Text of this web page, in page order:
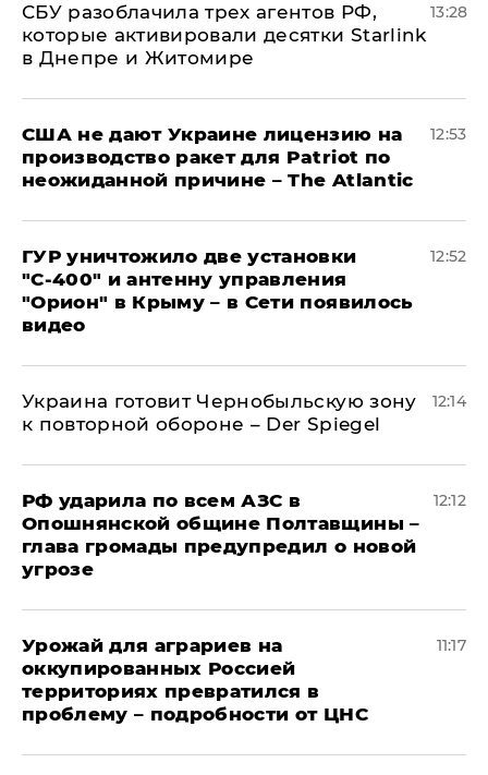
СБУ разоблачила трех агентов РФ,
которые активировали десятки Starlink
в Днепре и Житомире
13:28
США не дают Украине лицензию на
производство ракет для Patriot по
неожиданной причине – The Atlantic
12:53
ГУР уничтожило две установки
"С‑400" и антенну управления
"Орион" в Крыму – в Сети появилось
видео
12:52
Украина готовит Чернобыльскую зону
к повторной обороне – Der Spiegel
12:14
РФ ударила по всем АЗС в
Опошнянской общине Полтавщины –
глава громады предупредил о новой
угрозе
12:12
Урожай для аграриев на
оккупированных Россией
территориях превратился в
проблему – подробности от ЦНС
11:17